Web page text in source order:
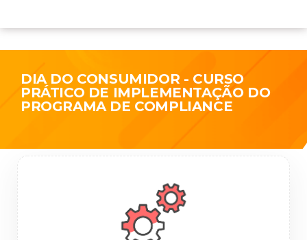
DIA DO CONSUMIDOR - CURSO
PRÁTICO DE IMPLEMENTAÇÃO DO
PROGRAMA DE COMPLIANCE